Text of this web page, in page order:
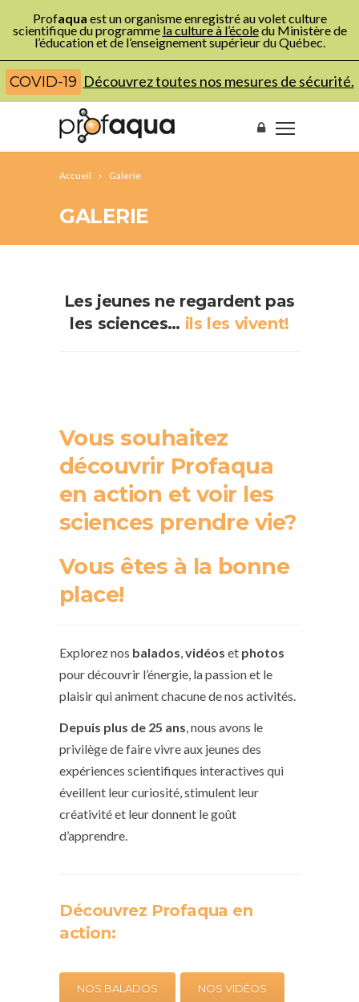
Profaqua est un organisme enregistré au volet culture
scientifique du programme la culture à l’écoledu Ministère de
l’éducation et de l’enseignement supérieur du Québec.
COVID-19 Découvrez toutes nos mesures de sécurité.
Accueil Galerie
GALERIE
Les jeunes ne regardent pas
les sciences… ils les vivent!
Vous souhaitez
découvrir Profaqua
en action et voir les
sciences prendre vie?
Vous êtes à la bonne
place!
Explorez nos balados,vidéos et photos
pour découvrir l’énergie, la passion et le
plaisir qui animent chacune de nos activités.
Depuis plus de 25 ans, nous avons le
privilège de faire vivre aux jeunes des
expériences scientifiques interactives qui
éveillent leur curiosité, stimulent leur
créativité et leur donnent le goût
d’apprendre.
Découvrez Profaqua en
action:
NOS BALADOS NOS VIDÉOS